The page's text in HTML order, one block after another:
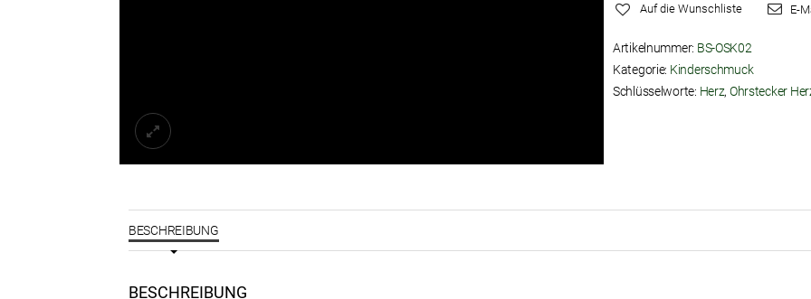
Auf die Wunschliste E-
Artikelnummer: BS-OSK02
Kategorie: Kinderschmuck
Schlüsselworte: Herz, Ohrstecker
BESCHREIBUNG
BESCHREIBUNG